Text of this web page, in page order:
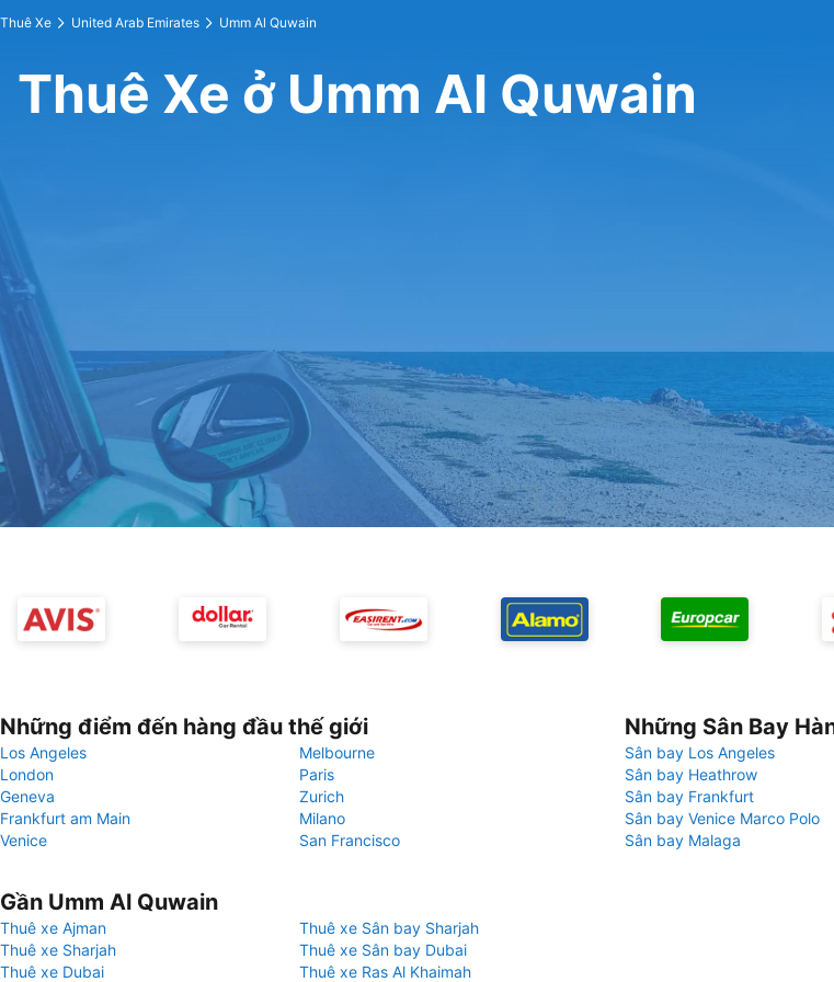
Thuê Xe United Arab Emirates Umm Al Quwain
Thuê Xe ở Umm Al Quwain
Những điểm đến hàng đầu thế giới
Los Angeles
Melbourne
London
Paris
Geneva
Zurich
Frankfurt am Main
Milano
Venice
San Francisco
Những Sân Bay
Sân bay Los Angeles
Sân bay Heathrow
Sân bay Frankfurt
Sân bay Venice Marco Polo
Sân bay Malaga
Gần Umm Al Quwain
Thuê xe Ajman
Thuê xe Sân bay Sharjah
Thuê xe Sharjah
Thuê xe Sân bay Dubai
Thuê xe Dubai
Thuê xe Ras Al Khaimah